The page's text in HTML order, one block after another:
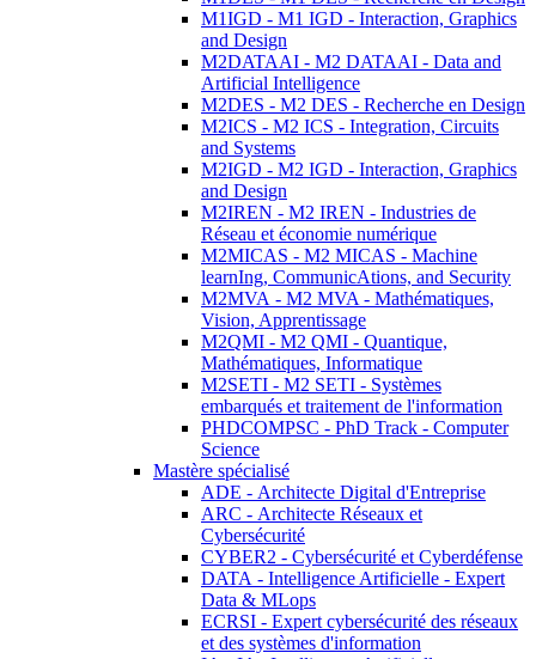
M1IGD - M1 IGD - Interaction, Graphics
and Design
M2DATAAI - M2 DATAAI - Data and
Artificial Intelligence
M2DES - M2 DES - Recherche en Design
M2ICS - M2 ICS - Integration, Circuits
and Systems
M2IGD - M2 IGD - Interaction, Graphics
and Design
M2IREN - M2 IREN - Industries de
Réseau et économie numérique
M2MICAS - M2 MICAS - Machine
learnIng, CommunicAtions, and Security
M2MVA - M2 MVA - Mathématiques,
Vision, Apprentissage
M2QMI - M2 QMI - Quantique,
Mathématiques, Informatique
M2SETI - M2 SETI - Systèmes
embarqués et traitement de l'information
PHDCOMPSC - PhD Track - Computer
Science
Mastère spécialisé
ADE - Architecte Digital d'Entreprise
ARC - Architecte Réseaux et
Cybersécurité
CYBER2 - Cybersécurité et Cyberdéfense
DATA - Intelligence Artificielle - Expert
Data & MLops
ECRSI - Expert cybersécurité des réseaux
et des systèmes d'information